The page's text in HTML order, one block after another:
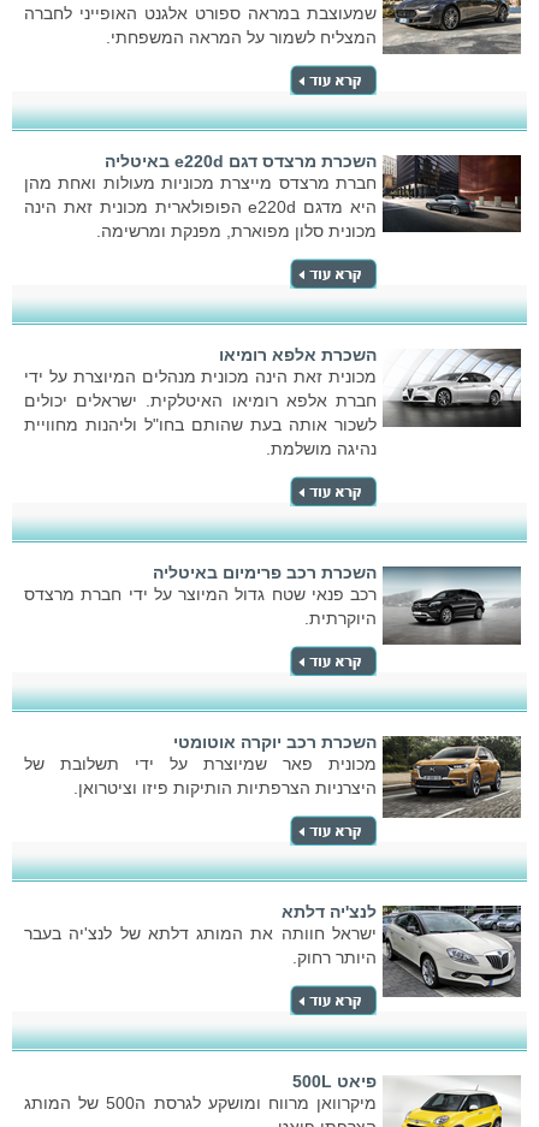
שמעוצבת במראה ספורט אלגנט האופייני לחברה
המצליח לשמור על המראה המשפחתי.
השכרת מרצדס דגם e220d באיטליה
חברת מרצדס מייצרת מכוניות מעולות ואחת מהן
היא מדגם e220d הפופולארית מכונית זאת הינה
מכונית סלון מפוארת, מפנקת ומרשימה.
השכרת אלפא רומיאו
מכונית זאת הינה מכונית מנהלים המיוצרת על ידי
חברת אלפא רומיאו האיטלקית. ישראלים יכולים
לשכור אותה בעת שהותם בחו"ל וליהנות מחוויית
נהיגה מושלמת.
השכרת רכב פרימיום באיטליה
רכב פנאי שטח גדול המיוצר על ידי חברת מרצדס
היוקרתית.
השכרת רכב יוקרה אוטומטי
מכונית פאר שמיוצרת על ידי תשלובת של
היצרניות הצרפתיות הותיקות פיזו וציטרואן.
לנצ'יה דלתא
ישראל חוותה את המותג דלתא של לנצ'יה בעבר
היותר רחוק.
פיאט 500L
מיקרוואן מרווח ומושקע לגרסת ה500 של המותג